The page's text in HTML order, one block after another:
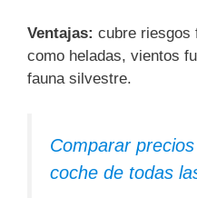
Ventajas: cubre riesgos
como heladas, vientos
fauna silvestre.
Comparar
coche de todas